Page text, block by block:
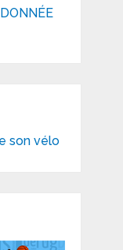
son vélo